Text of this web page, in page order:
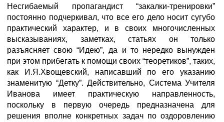
Несгибаемый пропагандист “закалки-тренировки”
постоянно подчеркивал, что все его дело носит сугубо
практический характер, и в своих многочисленных
высказываниях, заметках, статьях он только
разъясняет свою “Идею”, да и то нередко вынужден
при этом прибегать к помощи своих “теоретиков”, таких,
как И.Я.Хвощевский, написавший по его указанию
знаменитую “Детку”. Действительно, Система Учителя
Иванова имеет практическую направленность,
поскольку в первую очередь предназначена для
решения вполне конкретных задач по оздоровлению